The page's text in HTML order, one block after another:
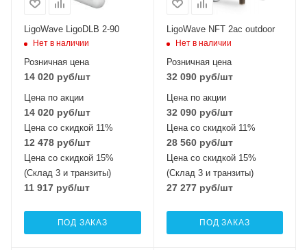
LigoWave LigoDLB 2-90
Нет в наличии
Розничная цена
14 020 руб/шт
Цена по акции
14 020 руб/шт
Цена со скидкой 11%
12 478 руб/шт
Цена со скидкой 15%
(Склад 3 и транзиты)
11 917 руб/шт
ПОД ЗАКАЗ
LigoWave NFT 2ac outdoor
Нет в наличии
Розничная цена
32 090руб/шт
Цена по акции
32 090руб/шт
Цена со скидкой 11%
28 560руб/шт
Цена со скидкой 15%
(Склад 3 и транзиты)
27 277руб/шт
ПОД ЗАКАЗ